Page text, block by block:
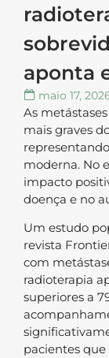
aponta
maio 17,
As
mais graves
moderna. No
impacto
doença e no
Um estudo
revista
com
radioterapia
superiores a
pacientes